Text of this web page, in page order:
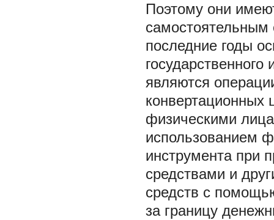
Поэтому они
самостоятельным
последние годы
являются
конвертационных
физическими
использованием
инструмента при
средствами и
средств с
за границу